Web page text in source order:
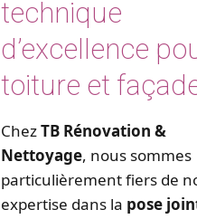
technique
d’excellence
toiture et
ChezTB Rénovation &
Nettoyage, nous sommes
particulièrement fiers de
expertise dans la pose